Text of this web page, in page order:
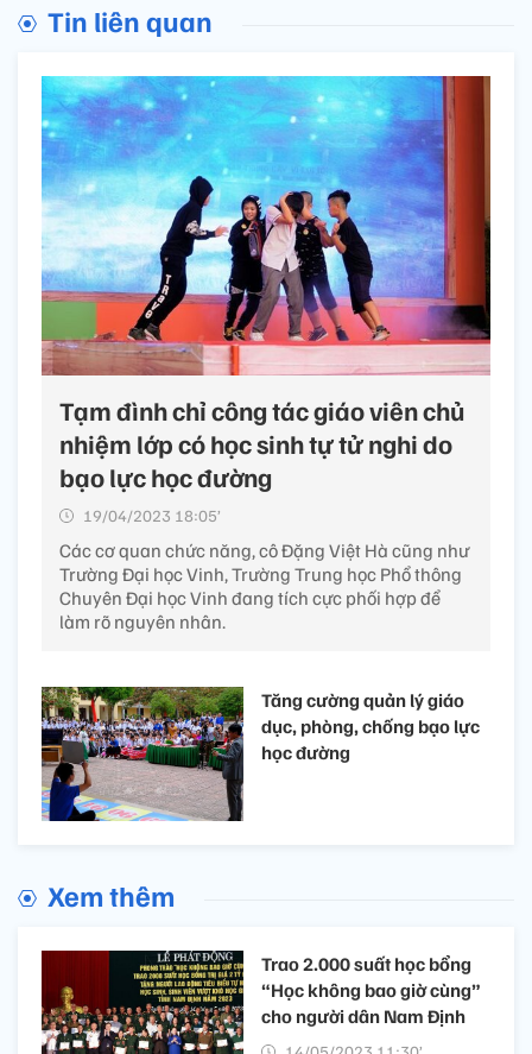
Tin liên quan
Tạm đình chỉ công tác giáo viên chủ
nhiệm lớp có học sinh tự tử nghi do
bạo lực học đường
19/04/2023 18:05’
Các cơ quan chức năng, cô Đặng Việt Hà cũng như
Trường Đại học Vinh, Trường Trung học Phổ thông
Chuyên Đại học Vinh đang tích cực phối hợp để
làm rõ nguyên nhân.
Tăng cường quản lý giáo
dục, phòng, chống bạo lực
học đường
Xem thêm
Trao 2.000 suất học bổng
“Học không bao giờ cùng”
cho người dân Nam Định